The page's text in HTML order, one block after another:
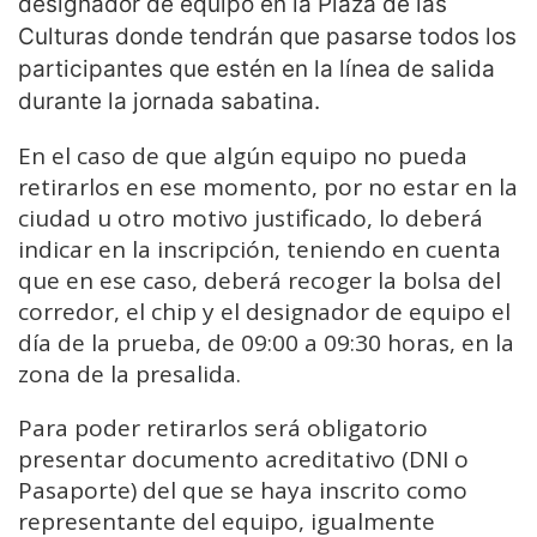
Culturas donde tendrán que pasarse todos los
participantes que estén en la línea de salida
durante la jornada sabatina.
En el caso de que algún equipo no pueda
retirarlos en ese momento, por no estar en la
ciudad u otro motivo justificado, lo deberá
indicar en la inscripción, teniendo en cuenta
que en ese caso, deberá recoger la bolsa del
corredor, el chip y el designador de equipo el
día de la prueba, de 09:00 a 09:30 horas, en la
zona de la presalida.
Para poder retirarlos será obligatorio
presentar documento acreditativo (DNI o
Pasaporte) del que se haya inscrito como
representante del equipo, igualmente